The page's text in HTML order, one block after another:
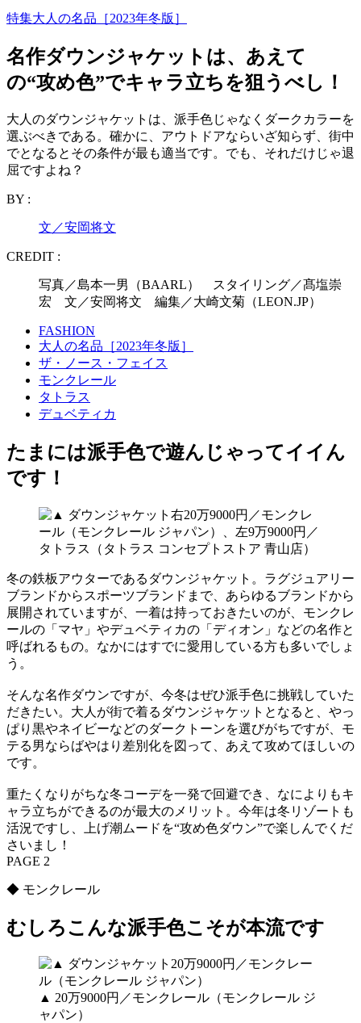
特集大人の名品［2023年冬版］
名作ダウンジャケットは、あえて
の“攻め色”でキャラ立ちを狙うべし！
大人のダウンジャケットは、派手色じゃなくダークカラーを
選ぶべきである。確かに、アウトドアならいざ知らず、街中
でとなるとその条件が最も適当です。でも、それだけじゃ退
屈ですよね？
BY :
文／安岡将文
CREDIT :
写真／島本一男（BAARL） スタイリング／髙塩崇
宏 文／安岡将文 編集／大崎文菊（LEON.JP）
FASHION
大人の名品［2023年冬版］
ザ・ノース・フェイス
モンクレール
タトラス
デュベティカ
たまには派手色で遊んじゃってイイん
です！
冬の鉄板アウターであるダウンジャケット。ラグジュアリー
ブランドからスポーツブランドまで、あらゆるブランドから
展開されていますが、一着は持っておきたいのが、モンクレ
ールの「マヤ」やデュベティカの「ディオン」などの名作と
呼ばれるもの。なかにはすでに愛用している方も多いでしょ
う。
そんな名作ダウンですが、今冬はぜひ派手色に挑戦していた
だきたい。大人が街で着るダウンジャケットとなると、やっ
ぱり黒やネイビーなどのダークトーンを選びがちですが、モ
テる男ならばやはり差別化を図って、あえて攻めてほしいの
です。
重たくなりがちな冬コーデを一発で回避でき、なによりもキ
ャラ立ちができるのが最大のメリット。今年は冬リゾートも
活況ですし、上げ潮ムードを“攻め色ダウン”で楽しんでくだ
さいまし！
PAGE 2
◆ モンクレール
むしろこんな派手色こそが本流です
▲ 20万9000円／モンクレール（モンクレール ジ
ャパン）